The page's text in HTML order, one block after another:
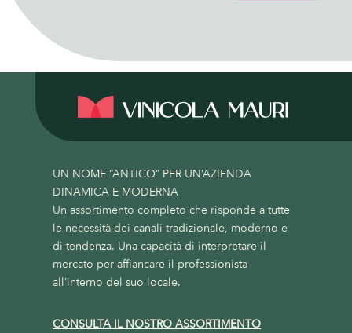
UN NOME “ANTICO” PER UN’AZIENDA
DINAMICA E MODERNA
Un assortimento completo che risponde a tutte
le necessità dei canali tradizionale, moderno e
di tendenza. Una capacità di interpretare il
mercato per affiancare il professionista
all’interno del suo locale.
CONSULTA IL NOSTRO ASSORTIMENTO